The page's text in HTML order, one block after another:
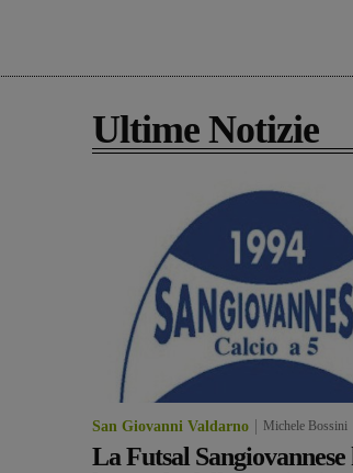
Ultime Notizie
San Giovanni Valdarno Michele Bossini
La Futsal Sangiovannese